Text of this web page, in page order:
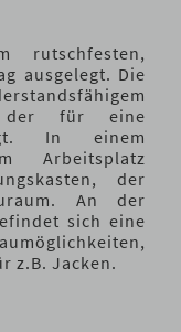
ausgelegt. Die
der für eine
In einem
Arbeitsplatz
der
An der
sich eine
z.B. Jacken.